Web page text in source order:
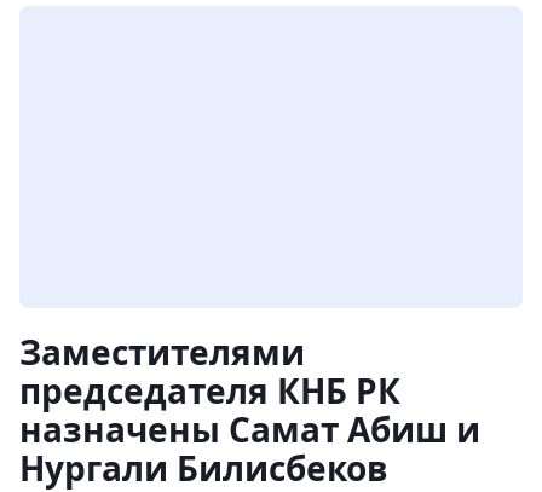
Заместителями
председателя КНБ РК
назначены Самат Абиш и
Нургали Билисбеков